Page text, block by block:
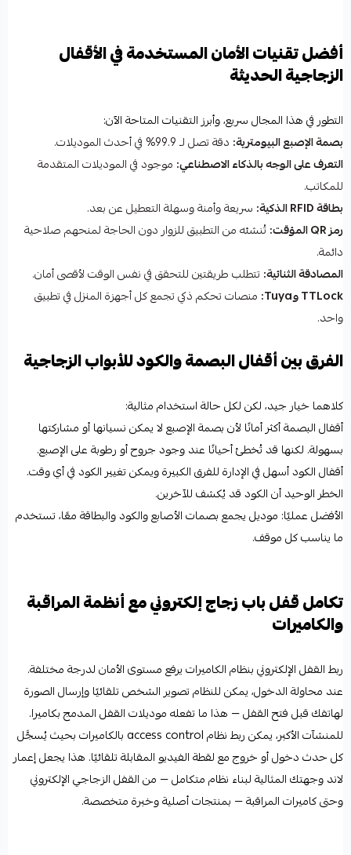
أفضل تقنيات الأمان المستخدمة في الأقفال
الزجاجية الحديثة
التطور في هذا المجال سريع، وأبرز التقنيات المتاحة الآن:
بصمة الإصبع البيومترية: دقة تصل لـ 99.9% في أحدث الموديلات.
التعرف على الوجه بالذكاء الاصطناعي: موجود في الموديلات المتقدمة
للمكاتب.
بطاقة RFID الذكية:
سريعة وأمنة وسهلة التعطيل عن بعد.
رمز QR المؤقت:
تُنشئه من التطبيق للزوار دون الحاجة لمنحهم صلاحية
دائمة.
المصادقة الثنائية:تتطلب طريقتين للتحقق في نفس الوقت لأقصى أمان.
TTLock وTuya:
منصات تحكم ذكي تجمع كل أجهزة المنزل في تطبيق
واحد.
الفرق بين أقفال البصمة والكود للأبواب الزجاجية
كلاهما خيار جيد، لكن لكل حالة استخدام مثالية:
أقفال البصمة أكثر أمانًا لأن بصمة الإصبع لا يمكن نسيانها أو مشاركتها
بسهولة. لكنها قد تُخطئ أحيانًا عند وجود جروح أو رطوبة على الإصبع.
أقفال الكود أسهل في الإدارة للفرق الكبيرة ويمكن تغيير الكود في أي وقت.
الخطر الوحيد أن الكود قد يُكشف للآخرين.
الأفضل عمليًا: موديل يجمع بصمات الأصابع والكود والبطاقة معًا، تستخدم
ما يناسب كل موقف.
تكامل قفل باب زجاج إلكتروني مع أنظمة المراقبة
والكاميرات
ربط القفل الإلكتروني بنظامالكاميراتيرفع مستوى الأمان لدرجة مختلفة.
عند محاولة الدخول، يمكن للنظام تصوير الشخص تلقائيًا وإرسال الصورة
لهاتفك قبل فتح القفل — هذا ما تفعله موديلات القفل المدمج بكاميرا.
للمنشآت الأكبر، يمكن ربط نظام access control بالكاميرات بحيث يُسجَّل
كل حدث دخول أو خروج مع لقطة الفيديو المقابلة تلقائيًا. هذا يجعل إعمار
لاند وجهتك المثالية لبناء نظام متكامل — من القفل الزجاجي الإلكتروني
وحتى كاميرات المراقبة — بمنتجات أصلية وخبرة متخصصة.